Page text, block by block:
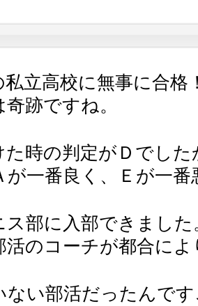
私立高校に無事に合格
跡ですね。
た時の判定がＤでした
が一番良く、Ｅが一番
ス部に入部できました
活のコーチが都合に
ない部活だったんで